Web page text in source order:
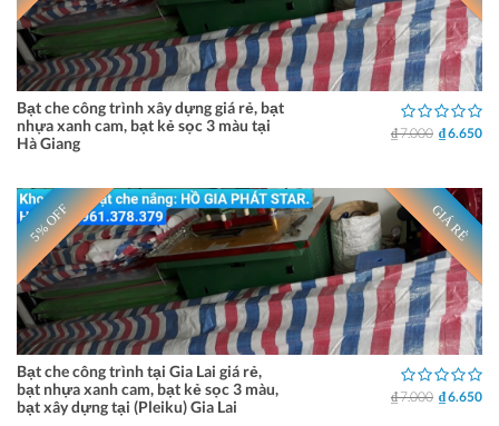
Bạt che công trình xây dựng giá rẻ, bạt
nhựa xanh cam, bạt kẻ sọc 3 màu tại
Hà Giang
₫ 7.000 ₫ 6.650
5% OFF GIÁ RẺ
Bạt che công trình tại Gia Lai giá rẻ,
bạt nhựa xanh cam, bạt kẻ sọc 3 màu,
bạt xây dựng tại (Pleiku) Gia Lai
₫ 7.000 ₫ 6.650